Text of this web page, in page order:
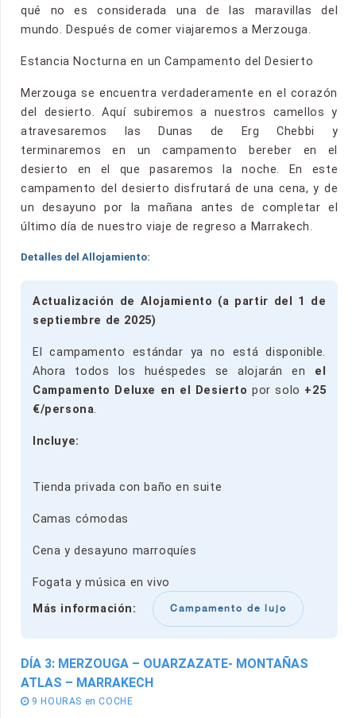
qué no es considerada una de las maravillas del
mundo. Después de comer viajaremos a Merzouga.
Estancia Nocturna en un Campamento del Desierto
Merzouga se encuentra verdaderamente en el corazón
del desierto. Aquí subiremos a nuestros camellos y
atravesaremos las Dunas de Erg Chebbi y
terminaremos en un campamento bereber en el
desierto en el que pasaremos la noche. En este
campamento del desierto disfrutará de una cena, y de
un desayuno por la mañana antes de completar el
último día de nuestro viaje de regreso a Marrakech.
Detalles del Allojamiento:
Actualización de Alojamiento (a partir del 1 de
septiembre de 2025)
El campamento estándar ya no está disponible.
Ahora todos los huéspedes se alojarán en el
Campamento Deluxe en el Desierto por solo +25
€/persona.
Incluye:
Tienda privada con baño en suite
Camas cómodas
Cena y desayuno marroquíes
Fogata y música en vivo
Más información:
Campamento de lujo
DÍA 3: MERZOUGA – OUARZAZATE- MONTAÑAS
ATLAS – MARRAKECH
9 HOURAS en COCHE